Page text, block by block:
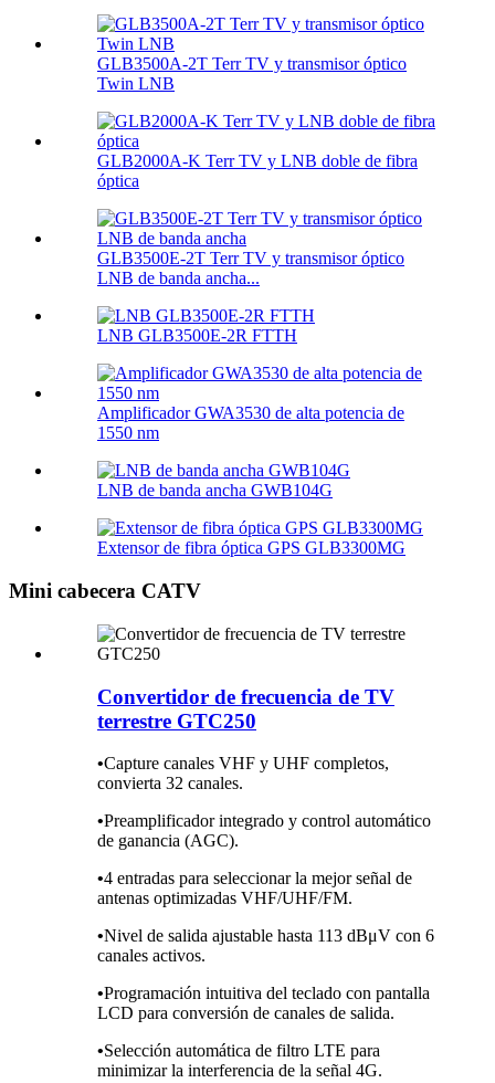
GLB3500A-2T Terr TV y transmisor óptico
Twin LNB
GLB2000A-K Terr TV y LNB doble de fibra
óptica
GLB3500E-2T Terr TV y transmisor óptico
LNB de banda ancha...
LNB GLB3500E-2R FTTH
Amplificador GWA3530 de alta potencia de
1550 nm
LNB de banda ancha GWB104G
Extensor de fibra óptica GPS GLB3300MG
Mini cabecera CATV
Convertidor de frecuencia de TV
terrestre GTC250
•Capture canales VHF y UHF completos,
convierta 32 canales.
•Preamplificador integrado y control automático
de ganancia (AGC).
•4 entradas para seleccionar la mejor señal de
antenas optimizadas VHF/UHF/FM.
•Nivel de salida ajustable hasta 113 dBμV con 6
canales activos.
•Programación intuitiva del teclado con pantalla
LCD para conversión de canales de salida.
•Selección automática de filtro LTE para
minimizar la interferencia de la señal 4G.